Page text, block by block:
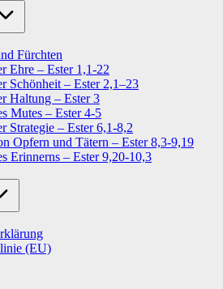
Fürchten
Ehre – Ester 1,1-22
Schönheit – Ester 2,1–23
Haltung – Ester 3
Mutes – Ester 4-5
Strategie – Ester 6,1-8,2
Opfern und Tätern – Ester 8,3-9,19
Erinnerns – Ester 9,20-10,3
(EU)